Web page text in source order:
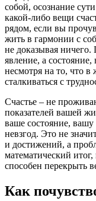
собой, осознание
какой-либо вещи
рядом, если вы
жить в гармонии с
не доказывая ничего.
явление, а
несмотря на то, что
сталкиваться с
Счастье – не
показателей вашей
ваше состояние,
невзгод. Это не
и достижений, а
математический
способен перекрыть
Как